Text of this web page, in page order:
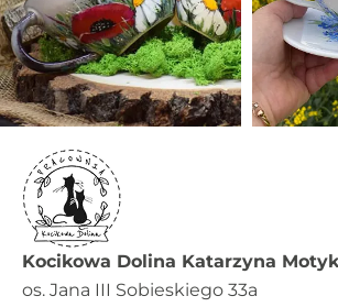
Kocikowa Dolina Katarzyna
os. Jana III Sobieskiego 33a